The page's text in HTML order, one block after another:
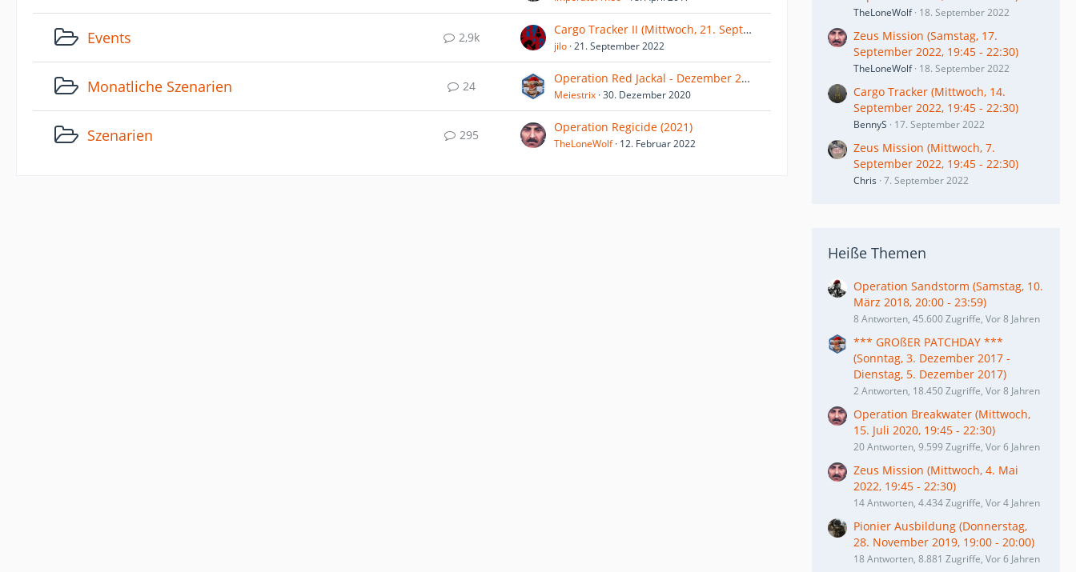
Events 2,9k
Cargo Tracker II (Mittwoch, 21. September 2022, 19:45 - 22:30)
jilo 21. September 2022
Monatliche Szenarien 24
Operation Red Jackal - Dezember 2020 - Chongo
Meiestrix 30. Dezember 2020
Szenarien 295
Operation Regicide (2021)
TheLoneWolf 12. Februar 2022
TheLoneWolf 18. September 2022
Zeus Mission (Samstag, 17.
September 2022, 19:45 - 22:30)
TheLoneWolf 18. September 2022
Cargo Tracker (Mittwoch, 14.
September 2022, 19:45 - 22:30)
BennyS 17. September 2022
Zeus Mission (Mittwoch, 7.
September 2022, 19:45 - 22:30)
Chris 7. September 2022
Heiße Themen
Operation Sandstorm (Samstag, 10.
März 2018, 20:00 - 23:59)
8 Antworten, 45.600 Zugriffe, Vor 8 Jahren
*** GROßER PATCHDAY ***
(Sonntag, 3. Dezember 2017 -
Dienstag, 5. Dezember 2017)
2 Antworten, 18.450 Zugriffe, Vor 8 Jahren
Operation Breakwater (Mittwoch,
15. Juli 2020, 19:45 - 22:30)
20 Antworten, 9.599 Zugriffe, Vor 6 Jahren
Zeus Mission (Mittwoch, 4. Mai
2022, 19:45 - 22:30)
14 Antworten, 4.434 Zugriffe, Vor 4 Jahren
Pionier Ausbildung (Donnerstag,
28. November 2019, 19:00 - 20:00)
18 Antworten, 8.881 Zugriffe, Vor 6 Jahren